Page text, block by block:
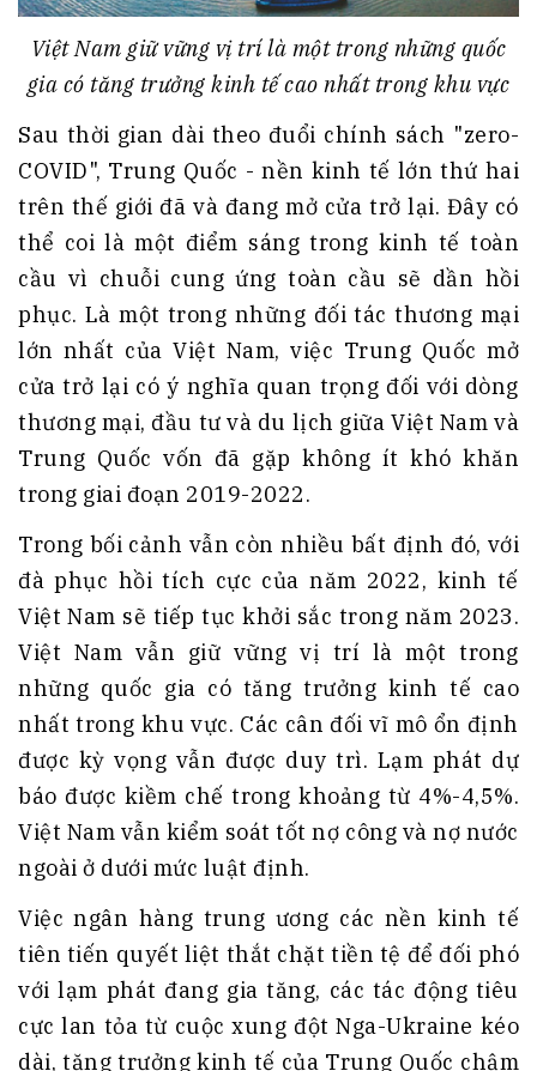
Việt Nam giữ vững vị trí là một trong những quốc
gia có tăng trưởng kinh tế cao nhất trong khu vực
Sau thời gian dài theo đuổi chính sách "zero-
COVID", Trung Quốc - nền kinh tế lớn thứ hai
trên thế giới đã và đang mở cửa trở lại. Đây có
thể coi là một điểm sáng trong kinh tế toàn
cầu vì chuỗi cung ứng toàn cầu sẽ dần hồi
phục. Là một trong những đối tác thương mại
lớn nhất của Việt Nam, việc Trung Quốc mở
cửa trở lại có ý nghĩa quan trọng đối với dòng
thương mại, đầu tư và du lịch giữa Việt Nam và
Trung Quốc vốn đã gặp không ít khó khăn
trong giai đoạn 2019-2022.
Trong bối cảnh vẫn còn nhiều bất định đó, với
đà phục hồi tích cực của năm 2022, kinh tế
Việt Nam sẽ tiếp tục khởi sắc trong năm 2023.
Việt Nam vẫn giữ vững vị trí là một trong
những quốc gia có tăng trưởng kinh tế cao
nhất trong khu vực. Các cân đối vĩ mô ổn định
được kỳ vọng vẫn được duy trì. Lạm phát dự
báo được kiềm chế trong khoảng từ 4%-4,5%.
Việt Nam vẫn kiểm soát tốt nợ công và nợ nước
ngoài ở dưới mức luật định.
Việc ngân hàng trung ương các nền kinh tế
tiên tiến quyết liệt thắt chặt tiền tệ để đối phó
với lạm phát đang gia tăng, các tác động tiêu
cực lan tỏa từ cuộc xung đột Nga-Ukraine kéo
dài, tăng trưởng kinh tế của Trung Quốc chậm